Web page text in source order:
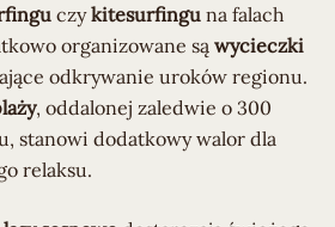
czykitesurfingu na falach
organizowane są wycieczki
odkrywanie uroków regionu.
, oddalonej zaledwie o 300
stanowi dodatkowy walor dla
relaksu.